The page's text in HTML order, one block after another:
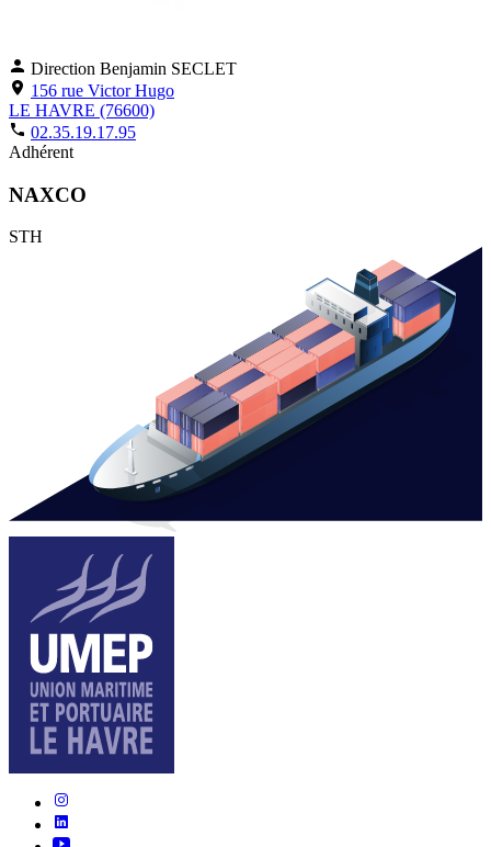
Direction Benjamin SECLET
156 rue Victor Hugo
LE HAVRE (76600)
02.35.19.17.95
Adhérent
NAXCO
STH